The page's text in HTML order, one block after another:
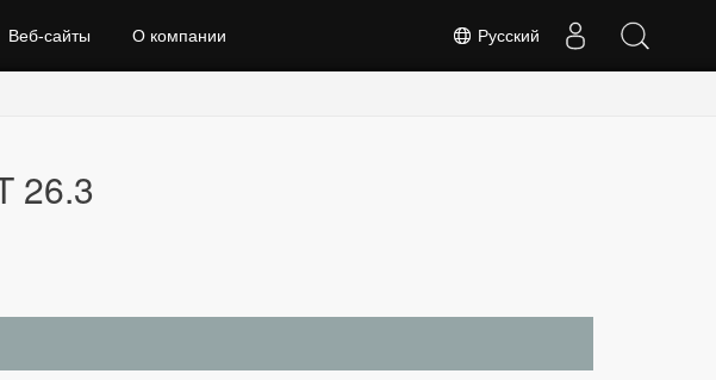
Русский
Веб‑сайты О компании
26.3